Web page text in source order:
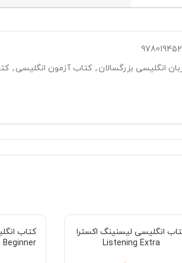
انگلیسی بزرگسالان , کتاب آزمون انگلیسی ,
انگلیسی لیسنینگ اکسترا
Listening Extra